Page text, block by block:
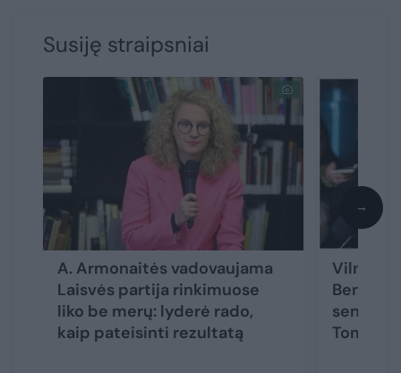
Susiję straipsniai
A. Armonaitės vadovaujama
Laisvės partija rinkimuose
liko be merų: lyderė rado,
kaip pateisinti rezultatą
Vilniuje
→